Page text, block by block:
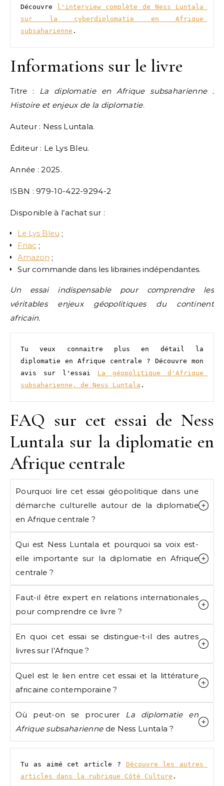
Découvre
l'interview complète de Ness Luntala
sur la cyberdiplomatie en Afrique
subsaharienne .
Informations sur le livre
Titre : La diplomatie en Afrique subsaharienne :
Histoire et enjeux de la diplomatie.
Auteur : Ness Luntala.
Éditeur : Le Lys Bleu.
Année : 2025.
ISBN : 979-10-422-9294-2
Disponible à l’achat sur :
Le Lys Bleu ;
Fnac ;
Amazon ;
Sur commande dans les librairies indépendantes.
Un essai indispensable pour comprendre les
véritables enjeux géopolitiques du continent
africain.
Tu veux connaitre plus en détail la
diplomatie en Afrique centrale ? Découvre mon
avis sur l'essai La géopolitique d'Afrique
subsaharienne, de Ness Luntala .
FAQ sur cet essai de Ness
Luntala sur la diplomatie en
Afrique centrale
Pourquoi lire cet essai géopolitique dans une
démarche culturelle autour de la diplomatie
en Afrique centrale ?
Qui est Ness Luntala et pourquoi sa voix est-
elle importante sur la diplomatie en Afrique
centrale ?
Faut-il être expert en relations internationales
pour comprendre ce livre ?
En quoi cet essai se distingue-t-il des autres
livres sur l’Afrique ?
Quel est le lien entre cet essai et la littérature
africaine contemporaine ?
Où peut-on se procurer La diplomatie en
Afrique subsahariennede Ness Luntala ?
Tu as aimé cet article ? Découvre les autres
articles dans la rubrique Côté Culture .